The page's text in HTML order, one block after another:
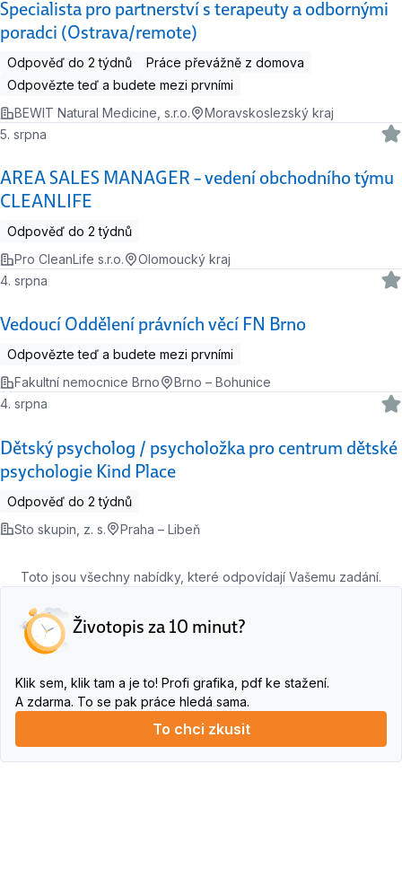
Specialista pro partnerství s terapeuty a odbornými
poradci (Ostrava/remote)
Odpověď do 2 týdnů
Práce převážně z domova
Odpovězte teď a budete mezi prvními
BEWIT Natural Medicine, s.r.o.
Moravskoslezský kraj
AREA SALES MANAGER – vedení obchodního týmu
CLEANLIFE
5. srpna
Odpověď do 2 týdnů
Pro CleanLife s.r.o.
Olomoucký kraj
Vedoucí Oddělení právních věcí FN Brno
4. srpna
Odpovězte teď a budete mezi prvními
Fakultní nemocnice Brno
Brno – Bohunice
Dětský psycholog / psycholožka pro centrum dětské
psychologie Kind Place
4. srpna
Odpověď do 2 týdnů
Sto skupin, z. s.
Praha – Libeň
Toto jsou všechny nabídky, které odpovídají Vašemu zadání.
Životopis za 10 minut?
Klik sem, klik tam a je to! Profi grafika, pdf ke stažení.
A zdarma. To se pak práce hledá sama.
To chci zkusit